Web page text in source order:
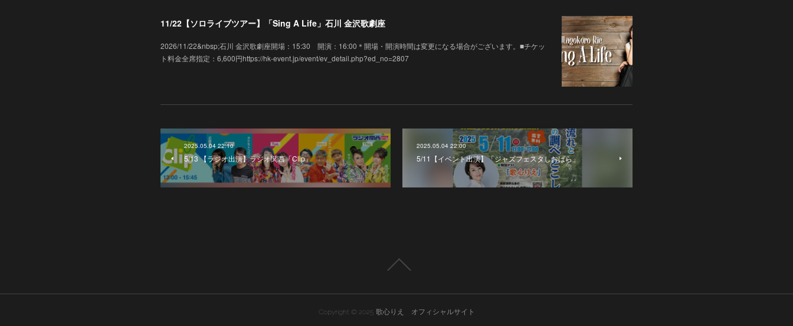
11/22【ソロライブツアー】「Sing A Life」石川 金沢歌劇座
2026/11/22&nbsp;石川 金沢歌劇座開場：15:30 開演：16:00＊開場・開演時間は変更になる場合がございます。■チケッ
ト料金全席指定：6,600円https://hk-event.jp/event/ev_detail.php?ed_no=2807
2025.05.04 22:10
5/13 【ラジオ出演】ラジオ関西「Clip」
2025.05.04 22:00
5/11【イベント出演】「ジャズフェスタしおばら」
Copyright © 2025 歌心りえ オフィシャルサイト